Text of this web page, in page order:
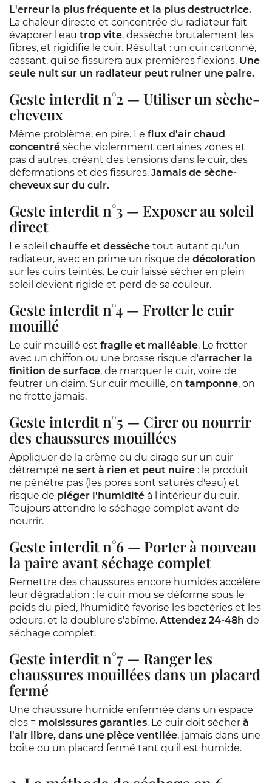
L'erreur la plus fréquente et la plus destructrice.
La chaleur directe et concentrée du radiateur fait
évaporer l'eau trop vite, dessèche brutalement les
fibres, et rigidifie le cuir. Résultat : un cuir cartonné,
cassant, qui se fissurera aux premières flexions. Une
seule nuit sur un radiateur peut ruiner une paire.
Geste interdit n°2 — Utiliser un sèche-
cheveux
Même problème, en pire. Le flux d'air chaud
concentré sèche violemment certaines zones et
pas d'autres, créant des tensions dans le cuir, des
déformations et des fissures. Jamais de sèche-
cheveux sur du cuir.
Geste interdit n°3 — Exposer au soleil
direct
Le soleil chauffe et dessèche tout autant qu'un
radiateur, avec en prime un risque de décoloration
sur les cuirs teintés. Le cuir laissé sécher en plein
soleil devient rigide et perd de sa couleur.
Geste interdit n°4 — Frotter le cuir
mouillé
Le cuir mouillé est fragile et malléable. Le frotter
avec un chiffon ou une brosse risque d'arracher la
finition de surface, de marquer le cuir, voire de
feutrer un daim. Sur cuir mouillé, on tamponne, on
ne frotte jamais.
Geste interdit n°5 — Cirer ou nourrir
des chaussures mouillées
Appliquer de la crème ou du cirage sur un cuir
détrempé ne sert à rien et peut nuire : le produit
ne pénètre pas (les pores sont saturés d'eau) et
risque de piéger l'humidité à l'intérieur du cuir.
Toujours attendre le séchage complet avant de
nourrir.
Geste interdit n°6 — Porter à nouveau
la paire avant séchage complet
Remettre des chaussures encore humides accélère
leur dégradation : le cuir mou se déforme sous le
poids du pied, l'humidité favorise les bactéries et les
odeurs, et la doublure s'abîme. Attendez 24-48h de
séchage complet.
Geste interdit n°7 — Ranger les
chaussures mouillées dans un placard
fermé
Une chaussure humide enfermée dans un espace
clos = moisissures garanties. Le cuir doit sécher à
l'air libre, dans une pièce ventilée, jamais dans une
boîte ou un placard fermé tant qu'il est humide.